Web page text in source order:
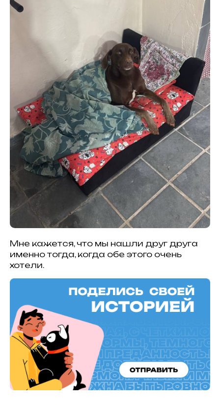
Мне кажется, что мы нашли друг друга
именно тогда, когда обе этого очень
хотели.